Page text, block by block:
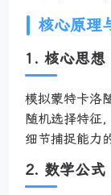
核心原理
1. 核心思想
模拟蒙特卡洛
随机选择特征
细节捕捉能力
2. 数学公式